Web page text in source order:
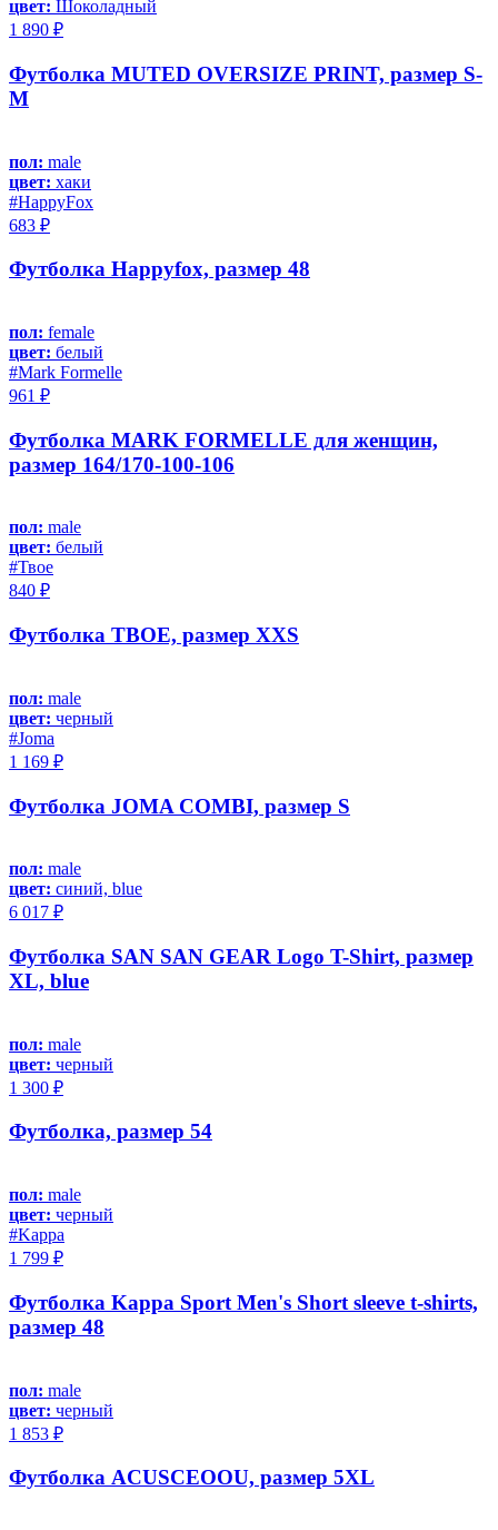
цвет: Шоколадный
1 890 ₽
Футболка MUTED OVERSIZE PRINT, размер S-
M
пол: male
цвет: хаки
#HappyFox
683 ₽
Футболка Happyfox, размер 48
пол: female
цвет: белый
#Mark Formelle
961 ₽
Футболка MARK FORMELLE для женщин,
размер 164/170-100-106
пол: male
цвет: белый
#Твое
840 ₽
Футболка ТВОЕ, размер XXS
пол: male
цвет: черный
#Joma
1 169 ₽
Футболка JOMA COMBI, размер S
пол: male
цвет: синий, blue
6 017 ₽
Футболка SAN SAN GEAR Logo T-Shirt, размер
XL, blue
пол: male
цвет: черный
1 300 ₽
Футболка, размер 54
пол: male
цвет: черный
#Kappa
1 799 ₽
Футболка Kappa Sport Men's Short sleeve t-shirts,
размер 48
пол: male
цвет: черный
1 853 ₽
Футболка ACUSCEOOU, размер 5XL